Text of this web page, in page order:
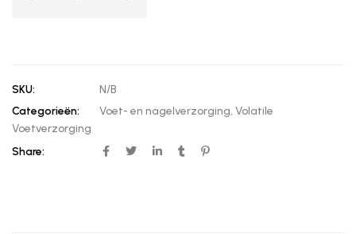
SKU:
N/B
Categorieën:
Voet- en nagelverzorging, Volatile
Voetverzorging
Share: